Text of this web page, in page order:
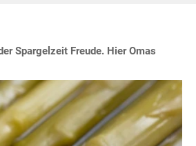
Spargelzeit Freude. Hier Omas